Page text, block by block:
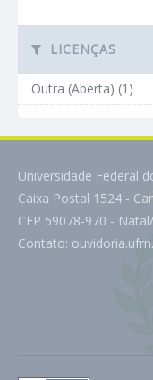
LICENÇAS
Outra (Aberta) (1)
Universidade Federal
Caixa Postal 1524 -
CEP 59078-970 -
Contato: